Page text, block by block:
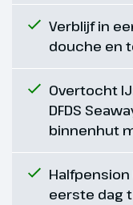
Na
we
de
Verblijf in
douche en
Overtocht
DFDS
binnenhut
eerste dag